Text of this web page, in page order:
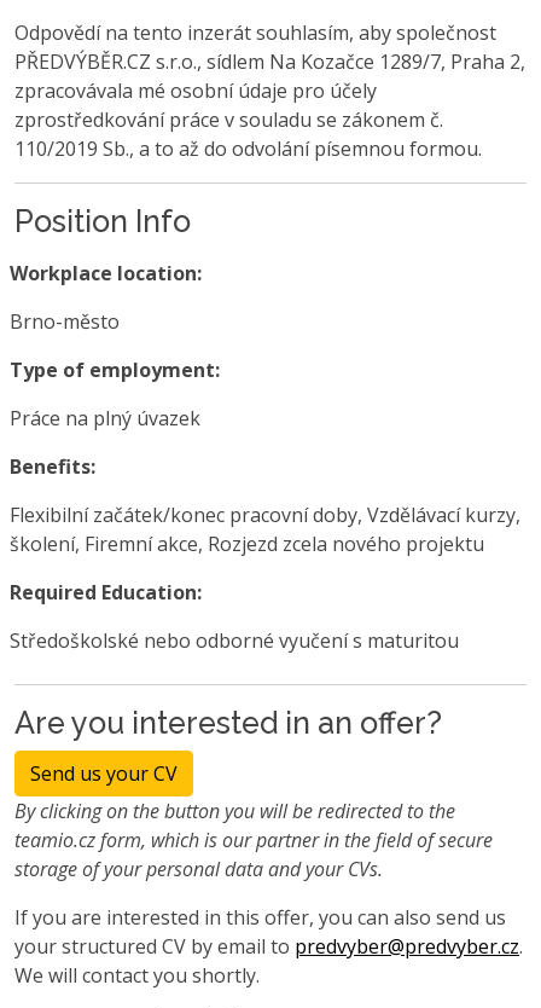
Odpovědí na tento inzerát souhlasím, aby společnost
PŘEDVÝBĚR.CZ s.r.o., sídlem Na Kozačce 1289/7, Praha 2,
zpracovávala mé osobní údaje pro účely
zprostředkování práce v souladu se zákonem č.
110/2019 Sb., a to až do odvolání písemnou formou.
Position Info
Workplace location:
Brno-město
Type of employment:
Práce na plný úvazek
Benefits:
Flexibilní začátek/konec pracovní doby, Vzdělávací kurzy,
školení, Firemní akce, Rozjezd zcela nového projektu
Required Education:
Středoškolské nebo odborné vyučení s maturitou
Are you interested in an offer?
Send us your CV
By clicking on the button you will be redirected to the
teamio.cz form, which is our partner in the field of secure
storage of your personal data and your CVs.
If you are interested in this offer, you can also send us
your structured CV by email to predvyber@predvyber.cz.
We will contact you shortly.